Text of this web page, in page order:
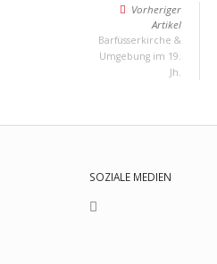
Vorheriger
Artikel
Barfüsserkirche &
Umgebung im 19.
Jh.
SOZIALE MEDIEN